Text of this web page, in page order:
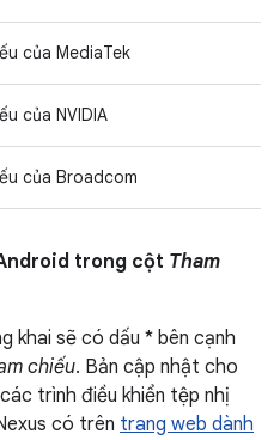
của MediaTek
của NVIDIA
của Broadcom
trong cột Tham
khai sẽ có dấu * bên cạnh
chiếu. Bản cập nhật cho
trình điều khiển tệp nhị
có trên trang web dành